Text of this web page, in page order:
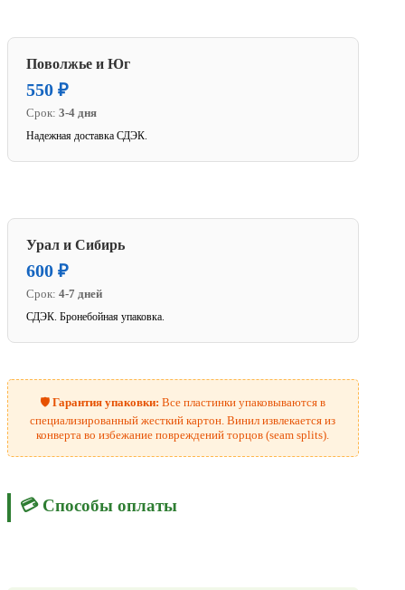
Поволжье и Юг
550 ₽
Срок: 3-4 дня
Надежная доставка СДЭК.
Урал и Сибирь
600 ₽
Срок: 4-7 дней
СДЭК. Бронебойная упаковка.
🛡️Гарантия упаковки: Все пластинки упаковываются в
специализированный жесткий картон. Винил извлекается из
конверта во избежание повреждений торцов (seam splits).
💳 Способы оплаты